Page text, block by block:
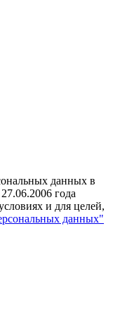
данных в
года
и для целей,
данных"